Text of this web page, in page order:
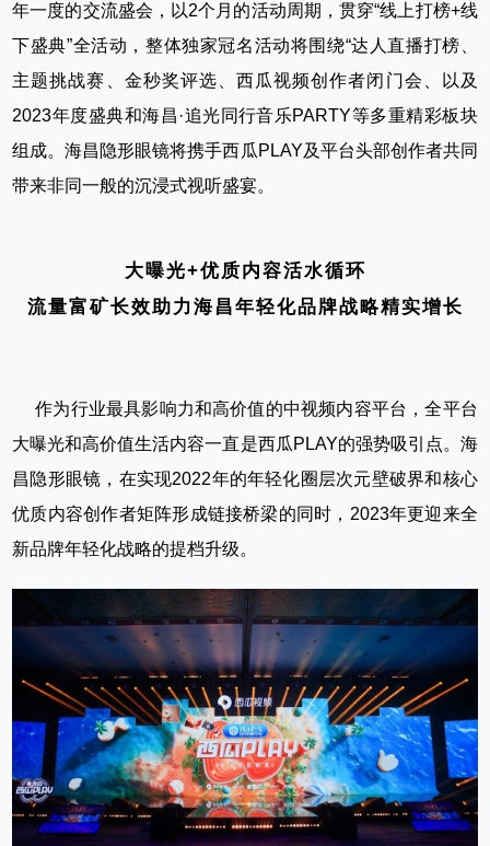
年一度的交流盛会，以2个月的活动周期，贯穿“线上打榜+线
下盛典”全活动，整体独家冠名活动将围绕“达人直播打榜、
主题挑战赛、金秒奖评选、西瓜视频创作者闭门会、以及
2023年度盛典和海昌·追光同行音乐PARTY等多重精彩板块
组成。海昌隐形眼镜将携手西瓜PLAY及平台头部创作者共同
带来非同一般的沉浸式视听盛宴。
大曝光+优质内容活水循环
流量富矿长效助力海昌年轻化品牌战略精实增长
作为行业最具影响力和高价值的中视频内容平台，全平台
大曝光和高价值生活内容一直是西瓜PLAY的强势吸引点。海
昌隐形眼镜，在实现2022年的年轻化圈层次元壁破界和核心
优质内容创作者矩阵形成链接桥梁的同时，2023年更迎来全
新品牌年轻化战略的提档升级。